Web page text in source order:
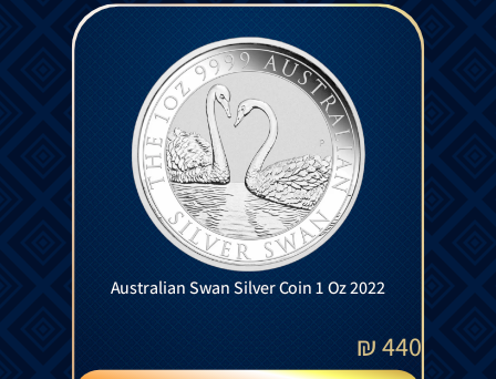
Australian Swan Silver Coin 1 Oz 2022
440
₪